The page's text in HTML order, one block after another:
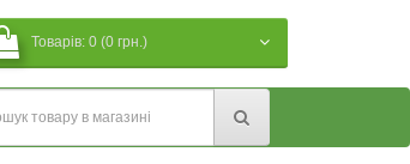
Товарів: 0 (0 грн.)